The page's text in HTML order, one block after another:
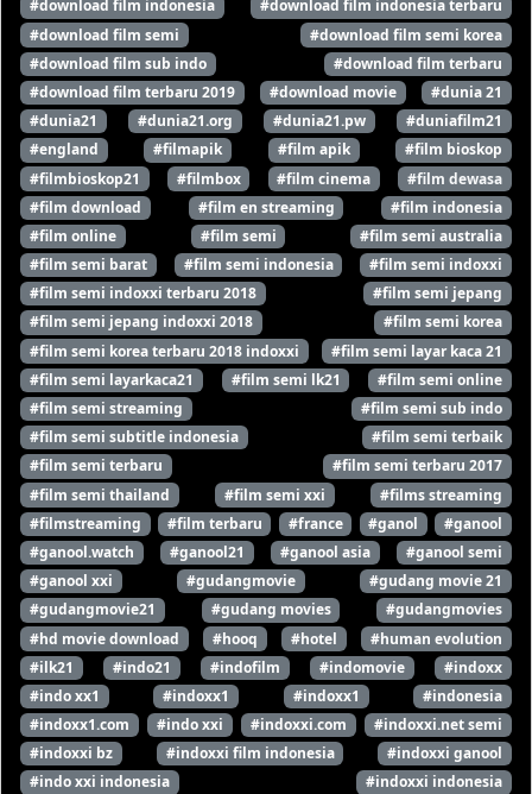
#download film indonesia
#download film indonesia terbaru
#download film semi
#download film semi korea
#download film sub indo
#download film terbaru
#download film terbaru 2019
#download movie
#dunia 21
#dunia21
#dunia21.org #dunia21.pw
#duniafilm21
#england
#filmapik #film apik
#film bioskop
#filmbioskop21
#filmbox #film cinema
#film dewasa
#film download
#film en streaming
#film indonesia
#film online
#film semi
#film semi australia
#film semi barat
#film semi indonesia
#film semi indoxxi
#film semi indoxxi terbaru 2018
#film semi jepang
#film semi jepang indoxxi 2018
#film semi korea
#film semi korea terbaru 2018 indoxxi
#film semi layar kaca 21
#film semi layarkaca21
#film semi lk21
#film semi online
#film semi streaming
#film semi sub indo
#film semi subtitle indonesia
#film semi terbaik
#film semi terbaru
#film semi terbaru 2017
#film semi thailand
#film semi xxi
#films streaming
#filmstreaming
#film terbaru #france #ganol
#ganool
#ganool.watch
#ganool21 #ganool asia
#ganool semi
#ganool xxi
#gudangmovie
#gudang movie 21
#gudangmovie21
#gudang movies
#gudangmovies
#hd movie download
#hooq #hotel
#human evolution
#ilk21
#indo21 #indofilm #indomovie
#indoxx
#indo xx1
#indoxx1 #indoxx1
#indonesia
#indoxx1.com
#indo xxi #indoxxi.com
#indoxxi.net semi
#indoxxi bz
#indoxxi film indonesia
#indoxxi ganool
#indo xxi indonesia
#indoxxi indonesia